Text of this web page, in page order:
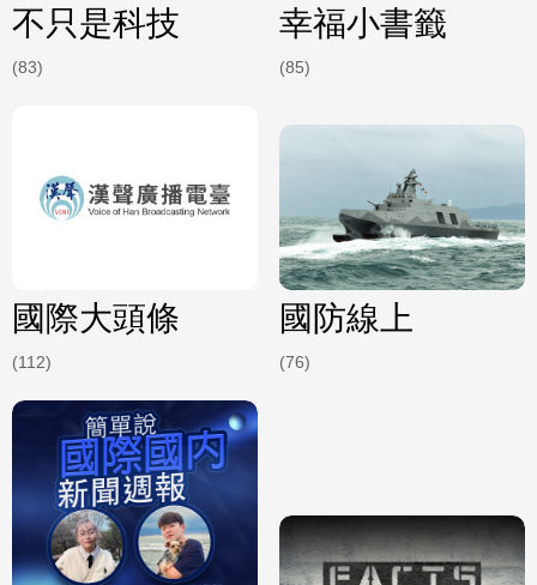
不只是科技
(83)
幸福小書籤
(85)
國際大頭條
(112)
國防線上
(76)